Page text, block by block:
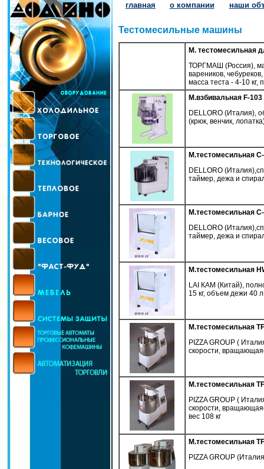
главная о компании наши
Тестомесильные машины
М. тестомесильная
ТОРГМАШ (Россия),
вареников,
масса теста - 4-10 кг,
М.взбивальная F-103
DELLORO (Италия),
(крюк, венчик,
М.тестомесильная
DELLORO
таймер, дежа и
М.тестомесильная
DELLORO
таймер, дежа и
М.тестомесильная
LAI КAM (Китай),
15 кг, объем дежи 40
М.тестомесильная
PIZZA GROUP (
скорости,
М.тестомесильная
PIZZA GROUP (
скорости,
вес 108 кг
М.тестомесильная
PIZZA GROUP